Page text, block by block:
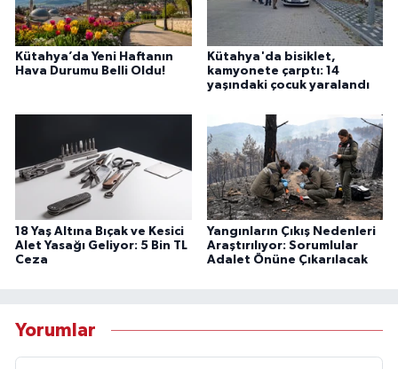
Kütahya’da Yeni Haftanın
Hava Durumu Belli Oldu!
Kütahya'da bisiklet,
kamyonete çarptı: 14
yaşındaki çocuk yaralandı
18 Yaş Altına Bıçak ve Kesici
Alet Yasağı Geliyor: 5 Bin TL
Ceza
Yangınların Çıkış Nedenleri
Araştırılıyor: Sorumlular
Adalet Önüne Çıkarılacak
Yorumlar